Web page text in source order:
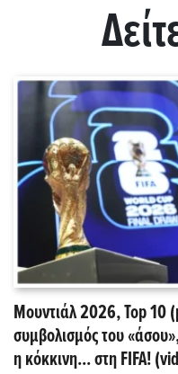
Μουντιάλ 2026, Top
συμβολισμός του
η κόκκινη... στη FIFA!